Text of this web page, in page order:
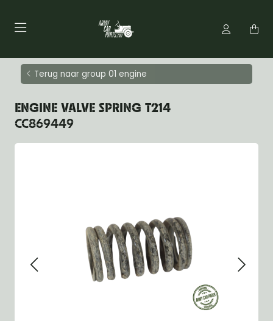
Terug naar group 01 engine
ENGINE VALVE SPRING T214
CC869449